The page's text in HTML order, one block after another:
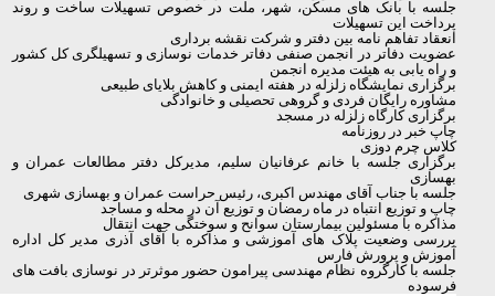
جلسه با بانک های مسکن، شهر، ملت در خصوص تسهیلات ساخت و روند
پرداخت این تسهیلات
انعقاد تفاهم نامه بین دفتر و شرکت نقشه برداری
عضویت دفاتر در انجمن صنفی دفاتر خدمات نوسازی و تسهیلگری کل کشور
و راه یابی به هیئت مدیره انجمن
برگزاری نمایشگاه زلزله در هفته ایمنی و کاهش بلایای طبیعی
مشاوره رایگان فردی و گروهی تحصیلی و خانوادگی
برگزاری کارگاه زلزله در مسجد
چاپ خبر در روزنامه
کلاس چرم دوزی
برگزاری جلسه با خانم عرفانیان سلیم، مدیرکل دفتر مطالعات عمران و
بهسازی
جلسه با جناب آقای مهندس اکبری، رئیس حراست عمران و بهسازی شهری
چاپ و توزیع انتباه در ماه رمضان و توزیع آن در محله و مساجد
مذاکره با مسئولین بیمارستان سوانح و سوختگی جهت انتقال
بررسی وضعیت پلاک های آموزشی و مذاکره با آقای آذری مدیر کل اداره
آموزش و پرورش فارس
جلسه با کارگروه نظام مهندسی پیرامون حضور موثرتر در نوسازی بافت های
فرسوده